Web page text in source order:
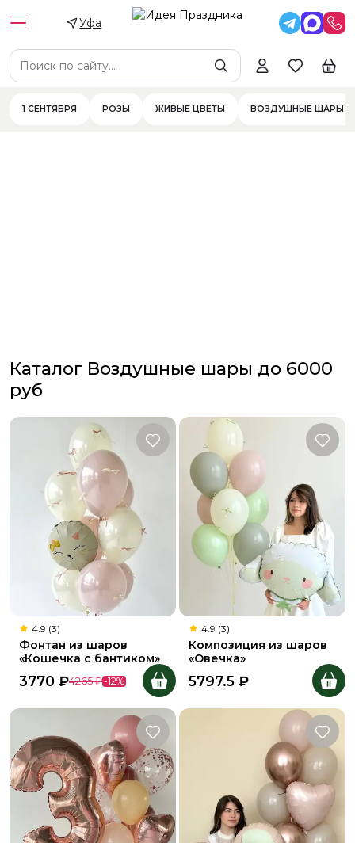
Уфа
1 СЕНТЯБРЯ РОЗЫ ЖИВЫЕ ЦВЕТЫ ВОЗДУШНЫЕ ШАРЫ
Фильтры Цена Цветы Цветы в составе
Каталог Воздушные шары до 6000
руб
4.9 (3)
Фонтан из шаров
«Кошечка с бантиком»
3770 ₽4265 ₽-12%
4.9 (3)
Композиция из шаров
«Овечка»
5797.5 ₽